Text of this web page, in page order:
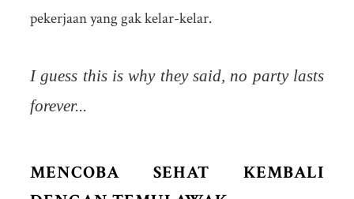
pekerjaan yang gak kelar-kelar.
I guess this is why they said, no party lasts
forever...
MENCOBA SEHAT KEMBALI